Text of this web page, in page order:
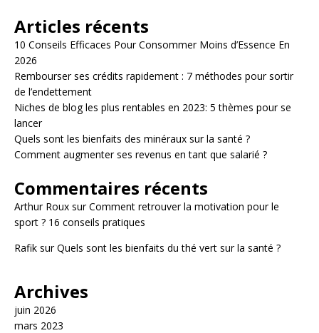
Articles récents
10 Conseils Efficaces Pour Consommer Moins d’Essence En
2026
Rembourser ses crédits rapidement : 7 méthodes pour sortir
de l’endettement
Niches de blog les plus rentables en 2023: 5 thèmes pour se
lancer
Quels sont les bienfaits des minéraux sur la santé ?
Comment augmenter ses revenus en tant que salarié ?
Commentaires récents
Arthur Roux surComment retrouver la motivation pour le
sport ? 16 conseils pratiques
Rafik surQuels sont les bienfaits du thé vert sur la santé ?
Archives
juin 2026
mars 2023